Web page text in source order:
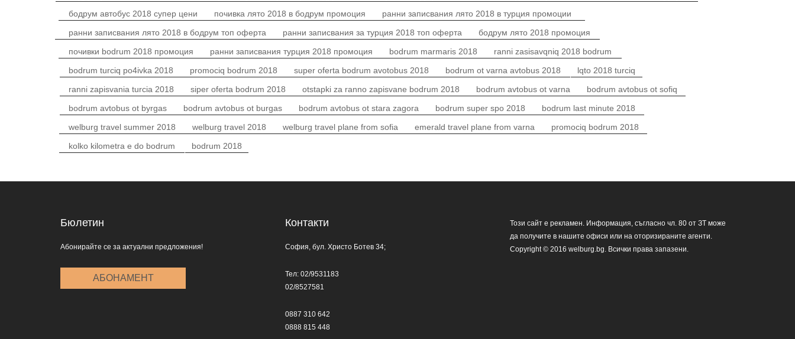
бодрум автобус 2018 супер цени
почивка лято 2018 в бодрум промоция
ранни записвания лято 2018 в турция промоции
ранни записвания лято 2018 в бодрум топ оферта
ранни записвания за турция 2018 топ оферта
бодрум лято 2018 промоция
почивки bodrum 2018 промоция
ранни записвания турция 2018 промоция bodrum marmaris 2018
ranni zasisavqniq 2018 bodrum
bodrum turciq po4ivka 2018
promociq bodrum 2018 super oferta bodrum avotobus 2018 bodrum ot varna avtobus 2018
lqto 2018 turciq
ranni zapisvania turcia 2018
siper oferta bodrum 2018 otstapki za ranno zapisvane bodrum 2018 bodrum avtobus ot varna
bodrum avtobus ot sofiq
bodrum avtobus ot byrgas
bodrum avtobus ot burgas bodrum avtobus ot stara zagora bodrum super spo 2018
bodrum last minute 2018
welburg travel summer 2018
welburg travel 2018 welburg travel plane from sofia emerald travel plane from varna
promociq bodrum 2018
kolko kilometra e do bodrum
bodrum 2018
Бюлетин
Абонирайте се за актуални предложения!
АБОНАМЕНТ
Контакти
София, бул. Христо Ботев 34;
Тел: 02/9531183
02/8527581
0887 310 642
0888 815 448
Този сайт е рекламен. Информация, съгласно чл. 80 от ЗТ може
да получите в нашите офиси или на оторизираните агенти.
Copyright © 2016 welburg.bg. Всички права запазени.